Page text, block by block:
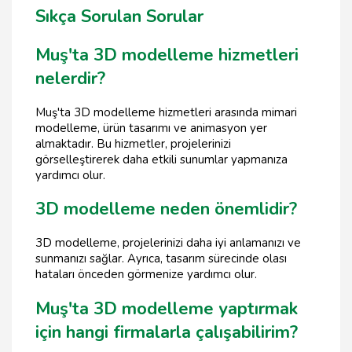
Sıkça Sorulan Sorular
Muş'ta 3D modelleme hizmetleri
nelerdir?
Muş'ta 3D modelleme hizmetleri arasında mimari
modelleme, ürün tasarımı ve animasyon yer
almaktadır. Bu hizmetler, projelerinizi
görselleştirerek daha etkili sunumlar yapmanıza
yardımcı olur.
3D modelleme neden önemlidir?
3D modelleme, projelerinizi daha iyi anlamanızı ve
sunmanızı sağlar. Ayrıca, tasarım sürecinde olası
hataları önceden görmenize yardımcı olur.
Muş'ta 3D modelleme yaptırmak
için hangi firmalarla çalışabilirim?